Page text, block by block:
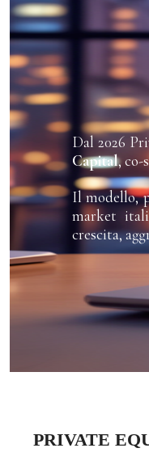
Dal 2026
Capital, co-
Il modello,
market
crescita,
PRIVATE